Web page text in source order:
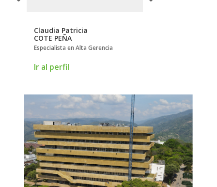
Claudia Patricia
COTE PEÑA
Especialista en Alta Gerencia
Ir al perfil